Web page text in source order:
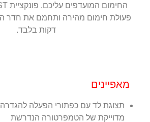
דקות בלבד.
מאפיינים
תצוגת לד עם כפתורי הפעלה להגדרה
מדוייקת של הטמפרטורה הנדרשת